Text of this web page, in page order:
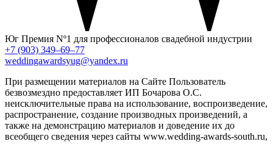
Юг Премия Nº1 для профессионалов свадебной индустрии
+7 (903) 349–69–77
weddingawardsyug@yandex.ru
При размещении материалов на Сайте Пользователь
безвозмездно предоставляет ИП Бочарова О.С.
неисключительные права на использование, воспроизведение,
распространение, создание производных произведений, а
также на демонстрацию материалов и доведение их до
всеобщего сведения через сайты www.wedding-awards-south.ru,